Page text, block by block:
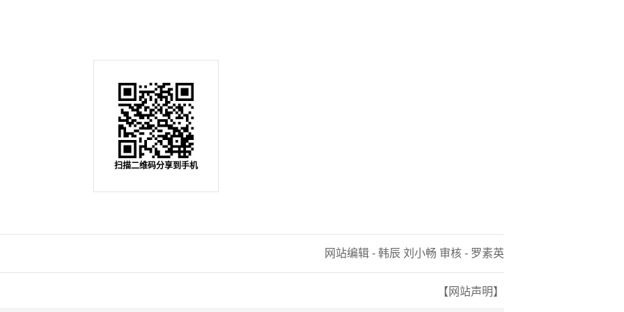
扫描二维码分享到手机
网站编辑 - 韩辰 刘小畅 审核 - 罗素英
【网站声明】